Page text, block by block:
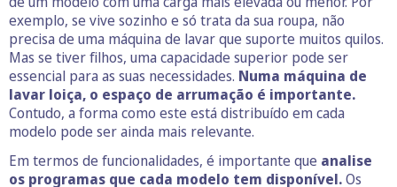
exemplo, se vive sozinho e só trata da sua roupa, não
precisa de uma máquina de lavar que suporte muitos quilos.
Mas se tiver filhos, uma capacidade superior pode ser
essencial para as suas necessidades. Numa máquina de
lavar loiça, o espaço de arrumação é importante.
Contudo, a forma como este está distribuído em cada
modelo pode ser ainda mais relevante.
Em termos de funcionalidades, é importante que analise
os programas que cada modelo tem disponível.Os